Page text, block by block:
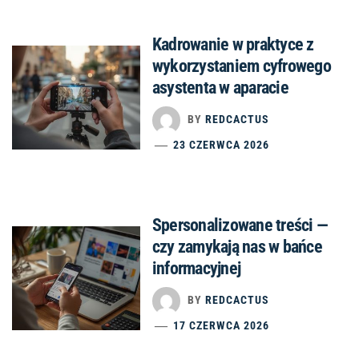
Kadrowanie w praktyce z
wykorzystaniem cyfrowego
asystenta w aparacie
BY REDCACTUS
23 CZERWCA 2026
Spersonalizowane treści —
czy zamykają nas w bańce
informacyjnej
BY REDCACTUS
17 CZERWCA 2026